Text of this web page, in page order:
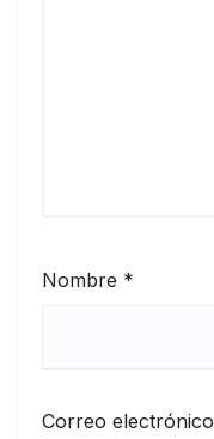
Nombre *
Correo electrónico